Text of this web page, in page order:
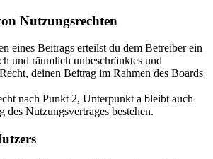
Nutzungsrechten
eines Beitrags erteilst du dem Betreiber ein
und räumlich unbeschränktes und
deinen Beitrag im Rahmen des Boards
nach Punkt 2, Unterpunkt a bleibt auch
des Nutzungsvertrages bestehen.